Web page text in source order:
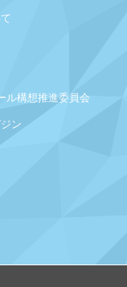
ル構想推進委員会
ン